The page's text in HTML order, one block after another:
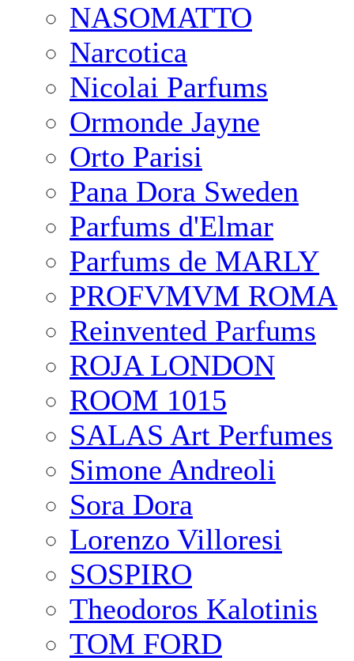
NASOMATTO
Narcotica
Nicolai Parfums
Ormonde Jayne
Orto Parisi
Pana Dora Sweden
Parfums d'Elmar
Parfums de MARLY
PROFVMVM ROMA
Reinvented Parfums
ROJA LONDON
ROOM 1015
SALAS Art Perfumes
Simone Andreoli
Sora Dora
Lorenzo Villoresi
SOSPIRO
Theodoros Kalotinis
TOM FORD